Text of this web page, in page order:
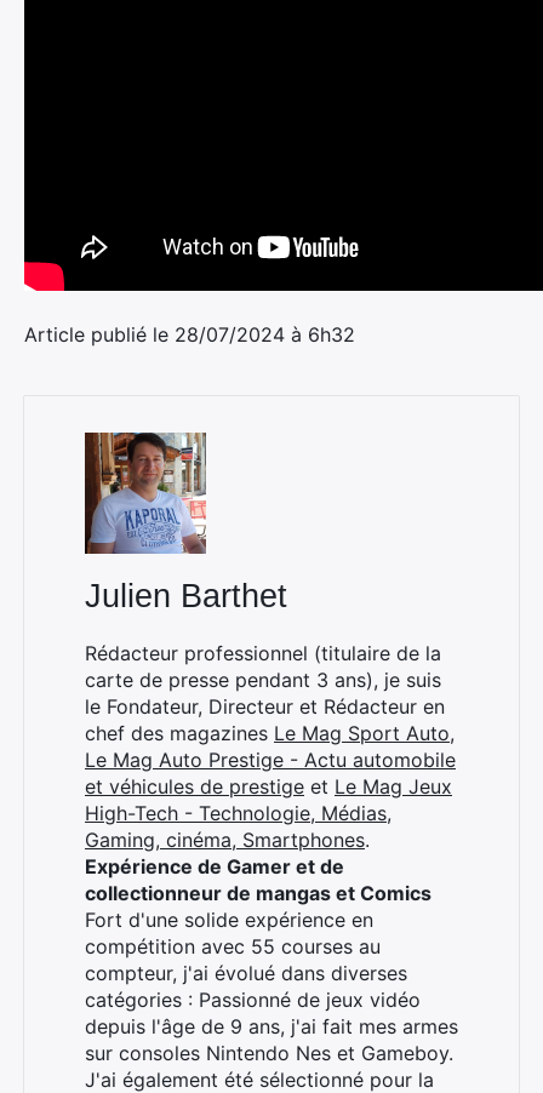
Article publié le 28/07/2024 à 6h32
Julien Barthet
Rédacteur professionnel (titulaire de la
carte de presse pendant 3 ans), je suis
le Fondateur, Directeur et Rédacteur en
chef des magazines Le Mag Sport Auto,
Le Mag Auto Prestige - Actu automobile
et véhicules de prestige et Le Mag Jeux
High-Tech - Technologie, Médias,
Gaming, cinéma, Smartphones.
Expérience de Gamer et de
collectionneur de mangas et Comics
Fort d'une solide expérience en
compétition avec 55 courses au
compteur, j'ai évolué dans diverses
catégories : Passionné de jeux vidéo
depuis l'âge de 9 ans, j'ai fait mes armes
sur consoles Nintendo Nes et Gameboy.
J'ai également été sélectionné pour la